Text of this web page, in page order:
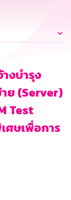
งบำรุง
ย (Server)
Test
ศษเพื่อการ